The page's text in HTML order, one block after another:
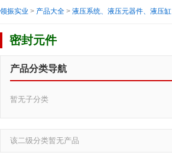
领振实业 > 产品大全 > 液压系统、液压元器件、液压缸
密封元件
产品分类导航
暂无子分类
该二级分类暂无产品